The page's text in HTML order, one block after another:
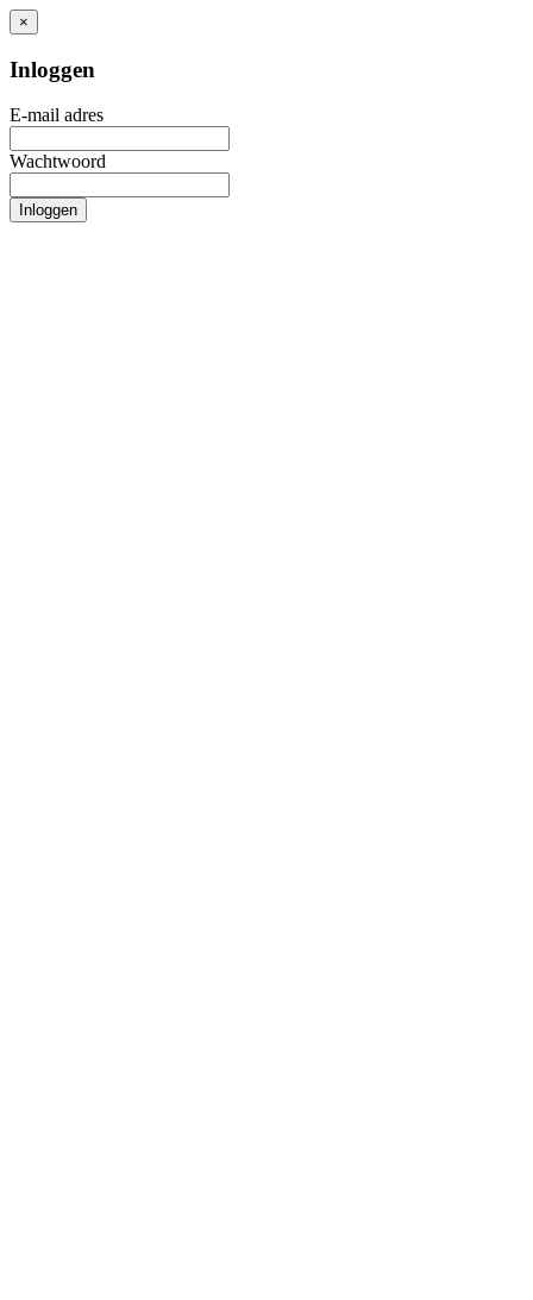
×
Inloggen
E-mail adres
Wachtwoord
Inloggen